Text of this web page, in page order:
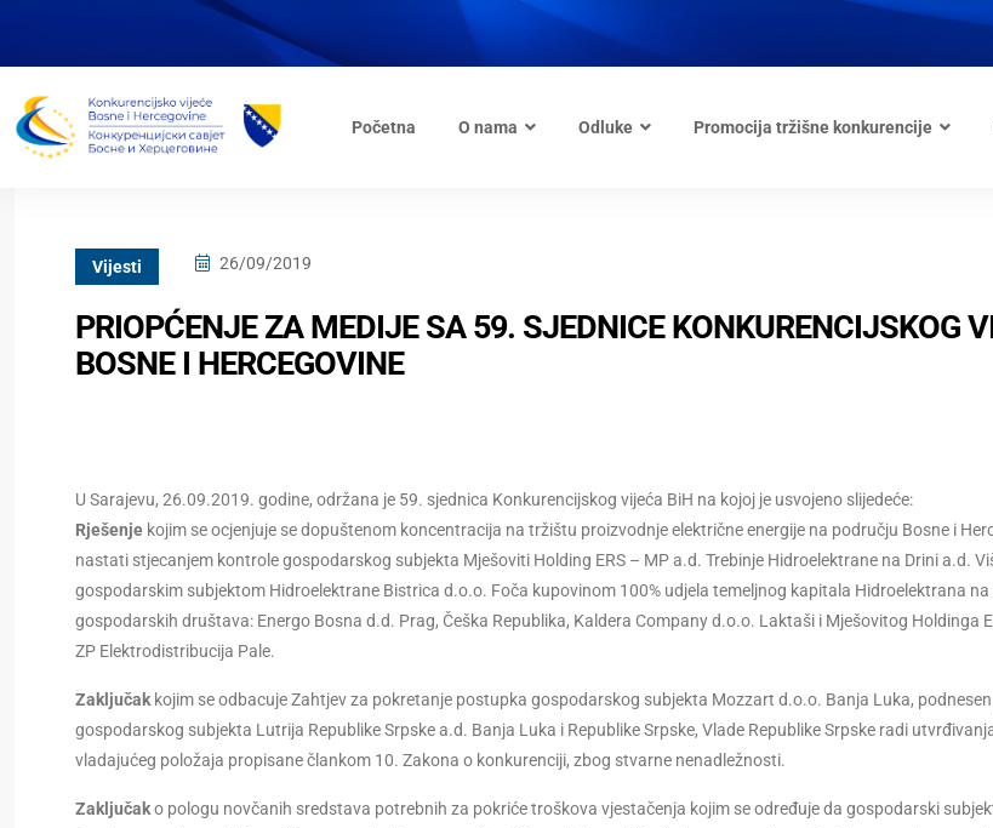
Početna O nama Odluke Promocija tržišne konkurencije
Vijesti 26/09/2019
PRIOPĆENJE ZA MEDIJE SA 59. SJEDNICE KONKURENCIJSKOG
BOSNE I HERCEGOVINE
U Sarajevu, 26.09.2019. godine, održana je 59. sjednica Konkurencijskog vijeća BiH na kojoj je usvojeno slijedeće:
Rješenje kojim se ocjenjuje se dopuštenom koncentracija na tržištu proizvodnje električne energije na području Bosne i
nastati stjecanjem kontrole gospodarskog subjekta Mješoviti Holding ERS – MP a.d. Trebinje Hidroelektrane na Drini a.d.
gospodarskim subjektom Hidroelektrane Bistrica d.o.o. Foča kupovinom 100% udjela temeljnog kapitala Hidroelektrana na
gospodarskih društava: Energo Bosna d.d. Prag, Češka Republika, Kaldera Company d.o.o. Laktaši i Mješovitog Holdinga
ZP Elektrodistribucija Pale.
Zaključak kojim se odbacuje Zahtjev za pokretanje postupka gospodarskog subjekta Mozzart d.o.o. Banja Luka,
gospodarskog subjekta Lutrija Republike Srpske a.d. Banja Luka i Republike Srpske, Vlade Republike Srpske radi
vladajućeg položaja propisane člankom 10. Zakona o konkurenciji, zbog stvarne nenadležnosti.
Zaključako pologu novčanih sredstava potrebnih za pokriće troškova vjestačenja kojim se određuje da gospodarski